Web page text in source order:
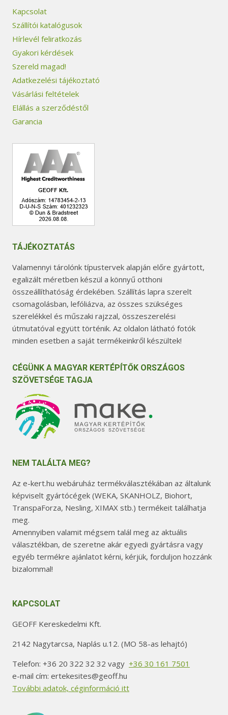
Kapcsolat
Szállítói katalógusok
Hírlevél feliratkozás
Gyakori kérdések
Szereld magad!
Adatkezelési tájékoztató
Vásárlási feltételek
Elállás a szerződéstől
Garancia
TÁJÉKOZTATÁS
Valamennyi tárolónk típustervek alapján előre gyártott,
egalizált méretben készül a könnyű otthoni
összeállíthatóság érdekében. Szállítás lapra szerelt
csomagolásban, lefóliázva, az összes szükséges
szerelékkel és műszaki rajzzal, összeszerelési
útmutatóval együtt történik. Az oldalon látható fotók
minden esetben a saját termékeinkről készültek!
CÉGÜNK A MAGYAR KERTÉPÍTŐK ORSZÁGOS
SZÖVETSÉGE TAGJA
NEM TALÁLTA MEG?
Az e-kert.hu webáruház termékválasztékában az általunk
képviselt gyártócégek (WEKA, SKANHOLZ, Biohort,
TranspaForza, Nesling, XIMAX stb.) termékeit találhatja
meg.
Amennyiben valamit mégsem talál meg az aktuális
választékban, de szeretne akár egyedi gyártásra vagy
egyéb termékre ajánlatot kérni, kérjük, forduljon hozzánk
bizalommal!
KAPCSOLAT
GEOFF Kereskedelmi Kft.
2142 Nagytarcsa, Naplás u.12. (MO 58-as lehajtó)
Telefon: +36 20 322 32 32 vagy +36 30 161 7501
e-mail cím: ertekesites@geoff.hu
További adatok, céginformáció itt